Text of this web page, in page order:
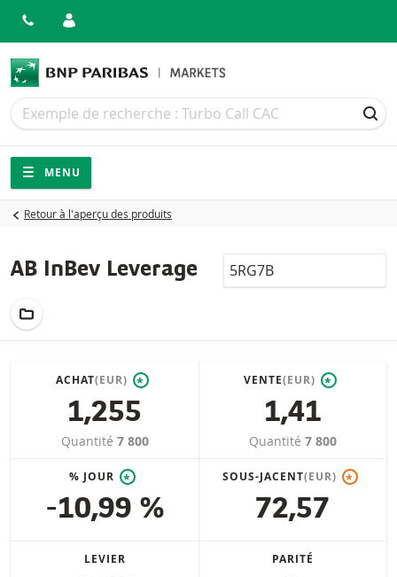
Recherche
Recherche
Navigation
Navigation sur le site
MENU
Retour à l'aperçu des produits
AB InBev Leverage LocalCode
ACHAT(EUR) *
1,255
Quantité 7 800
VENTE(EUR) *
1,41
Quantité 7 800
% JOUR *
-10,99 %
SOUS-JACENT(EUR) *
72,57
LEVIER PARITÉ